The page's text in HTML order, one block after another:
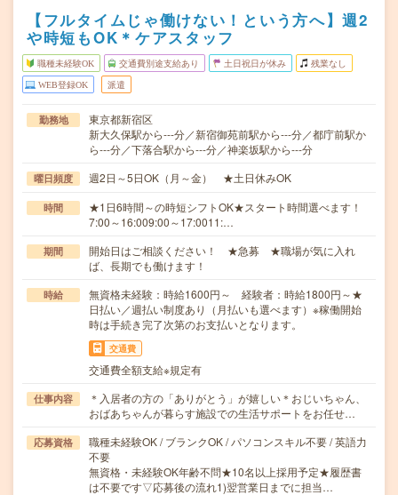
【フルタイムじゃ働けない！という方へ】週2
や時短もOK＊ケアスタッフ
職種未経験OK 交通費別途支給あり 土日祝日が休み 残業なし
WEB登録OK 派遣
勤務地
東京都新宿区
新大久保駅から---分／新宿御苑前駅から---分／都庁前駅か
ら---分／下落合駅から---分／神楽坂駅から---分
曜日頻度 週2日～5日OK（月～金） ★土日休みOK
時間
★1日6時間～の時短シフトOK★スタート時間選べます！
7:00～16:009:00～17:0011:…
期間
開始日はご相談ください！ ★急募 ★職場が気に入れ
ば、長期でも働けます！
時給
無資格未経験：時給1600円～ 経験者：時給1800円～★
日払い／週払い制度あり（月払いも選べます）※稼働開始
時は手続き完了次第のお支払いとなります。
交通費
交通費全額支給※規定有
仕事内容
＊入居者の方の「ありがとう」が嬉しい＊おじいちゃん、
おばあちゃんが暮らす施設での生活サポートをお任せ…
応募資格
職種未経験OK / ブランクOK / パソコンスキル不要 / 英語力
不要
無資格・未経験OK年齢不問★10名以上採用予定★履歴書
は不要です▽応募後の流れ1)翌営業日までに担当…